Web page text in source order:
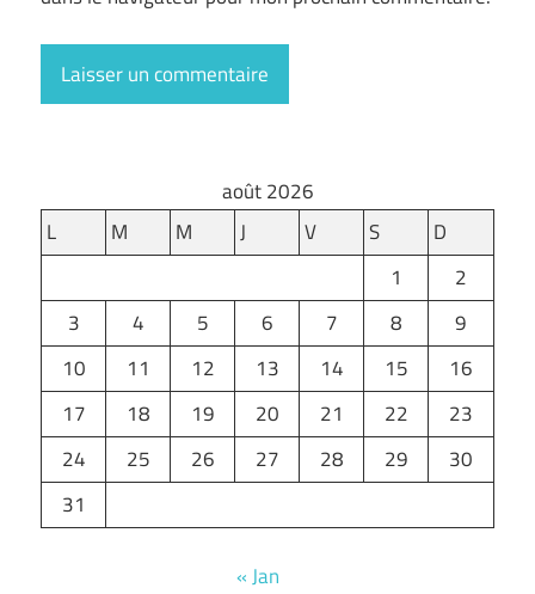
août 2026
L
M M J V S
D
1
2
3
4 5 6 7 8
9
10
11 12 13 14 15
16
17
18 19 20 21 22
23
24
25 26 27 28 29
30
31
« Jan